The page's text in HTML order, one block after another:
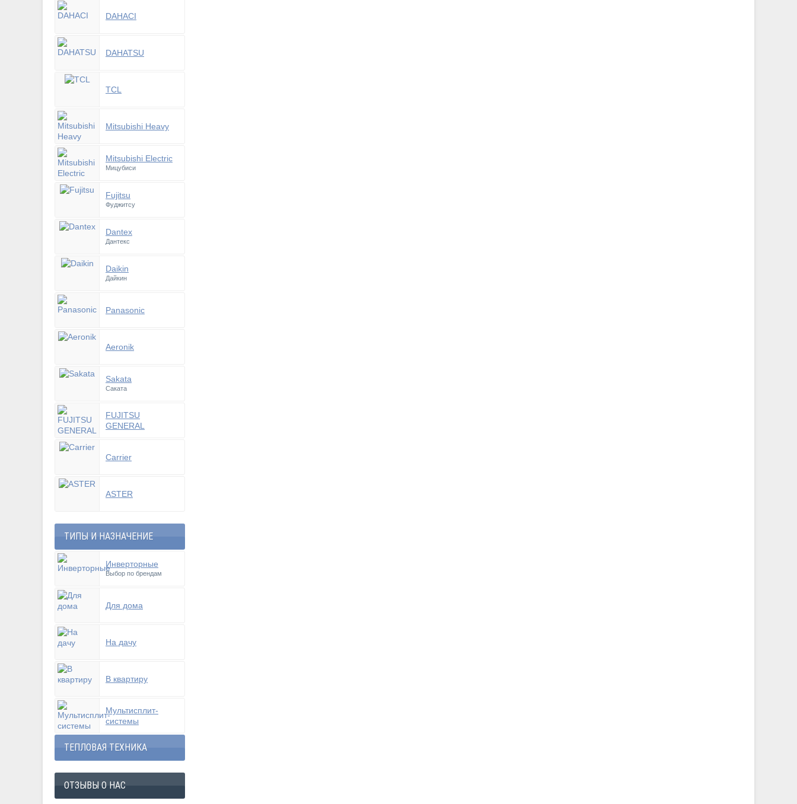
DAHACI
DAHATSU
TCL
Mitsubishi Heavy
Mitsubishi Electric
Мицубиси
Fujitsu
Фуджитсу
Dantex
Дантекс
Daikin
Дайкин
Panasonic
Aeronik
Sakata
Саката
FUJITSU
GENERAL
Carrier
ASTER
ТИПЫ И НАЗНАЧЕНИЕ
Инверторные
Выбор по брендам
Для дома
На дачу
В квартиру
Мультисплит-
системы
ТЕПЛОВАЯ ТЕХНИКА
ОТЗЫВЫ О НАС